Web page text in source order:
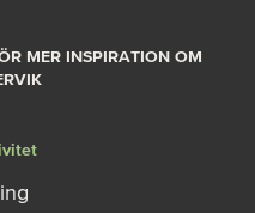
MER INSPIRATION OM